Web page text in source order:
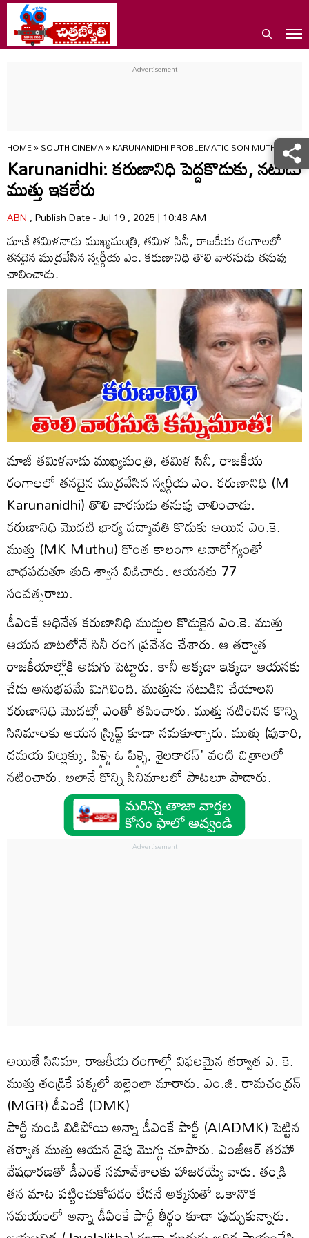
HOME»SOUTH CINEMA»KARUNANIDHI PROBLEMATIC SON MUTHU NO
Karunanidhi: కరుణానిధి పెద్దకొడుకు, నటుడు
ముత్తు ఇకలేరు
ABN, Publish Date - Jul 19 , 2025 | 10:48 AM
మాజీ తమిళనాడు ముఖ్యమంత్రి, తమిళ సినీ, రాజకీయ రంగాలలో
తనదైన ముద్రవేసిన స్వర్గీయ ఎం. కరుణానిధి తొలి వారసుడు తనువు
చాలించాడు.
మాజీ తమిళనాడు ముఖ్యమంత్రి, తమిళ సినీ, రాజకీయ
రంగాలలో తనదైన ముద్రవేసిన స్వర్గీయ ఎం. కరుణానిధి (M
Karunanidhi) తొలి వారసుడు తనువు చాలించాడు.
కరుణానిధి మొదటి భార్య పద్మావతి కొడుకు అయిన ఎం.కె.
ముత్తు (MK Muthu) కొంత కాలంగా అనారోగ్యంతో
బాధపడుతూ తుది శ్వాస విడిచారు. ఆయనకు 77
సంవత్సరాలు.
డీఎంకే అధినేత కరుణానిధి ముద్దుల కొడుకైన ఎం.కె. ముత్తు
ఆయన బాటలోనే సినీ రంగ ప్రవేశం చేశారు. ఆ తర్వాత
రాజకీయాల్లోకి అడుగు పెట్టారు. కానీ అక్కడా ఇక్కడా ఆయనకు
చేదు అనుభవమే మిగిలింది. ముత్తును నటుడిని చేయాలని
కరుణానిధి మొదట్లో ఎంతో తపించారు. ముత్తు నటించిన కొన్ని
సినిమాలకు ఆయన స్క్రిప్ట్ కూడా సమకూర్చారు. ముత్తు (పుకారి,
దమయ విల్లుక్కు, పిళ్ళై ఓ పిళ్ళై, శైలకారన్' వంటి చిత్రాలలో
నటించారు. అలానే కొన్ని సినిమాలలో పాటలూ పాడారు.
అయితే సినిమా, రాజకీయ రంగాల్లో విఫలమైన తర్వాత ఎ. కె.
ముత్తు తండ్రికే పక్కలో బల్లెంలా మారారు. ఎం.జి. రామచంద్రన్
(MGR) డీఎంకే (DMK)
పార్టీ నుండి విడిపోయి అన్నా డీఎంకే పార్టీ (AIADMK) పెట్టిన
తర్వాత ముత్తు ఆయన వైపు మొగ్గు చూపారు. ఎంజీఆర్ తరహా
వేషధారణతో డీఎంకే సమావేశాలకు హాజరయ్యే వారు. తండ్రి
తన మాట పట్టించుకోవడం లేదనే అక్కసుతో ఒకానొక
సమయంలో అన్నా డీఏంకే పార్టీ తీర్థం కూడా పుచ్చుకున్నారు.